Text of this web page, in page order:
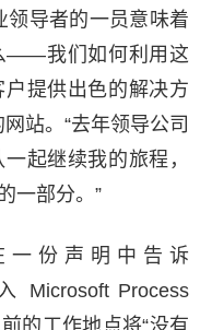
领导者的一员意味着
——我们如何利用这
提供出色的解决方
站。“去年领导公司
起继续我的旅程，
一部分。”
一份声明中告诉
Microsoft Process
的工作地点将“没有